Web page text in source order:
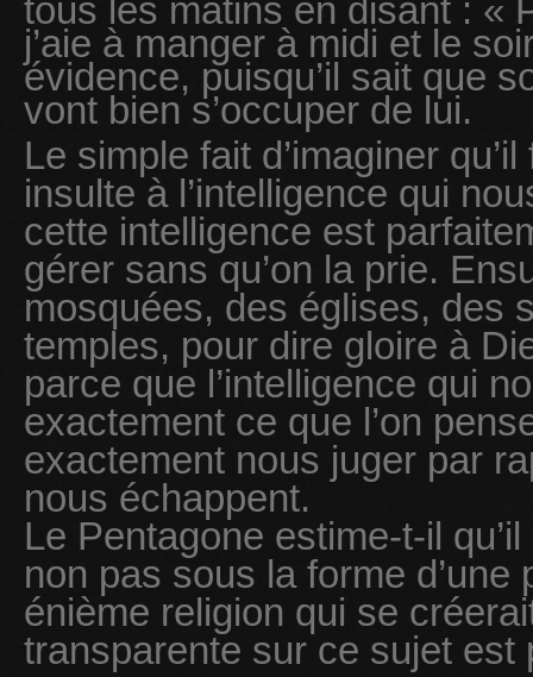
tous les matins en disant : «
j’aie à manger à midi et le
évidence, puisqu’il sait que
vont bien s’occuper de lui.
Le simple fait d’imaginer
insulte à l’intelligence qui
cette intelligence est
gérer sans qu’on la prie.
mosquées, des églises, des
temples, pour dire gloire à
parce que l’intelligence qui
exactement ce que l’on
exactement nous juger par
nous échappent.
Le Pentagone estime-t-il
non pas sous la forme d’une
énième religion qui se
transparente sur ce sujet est